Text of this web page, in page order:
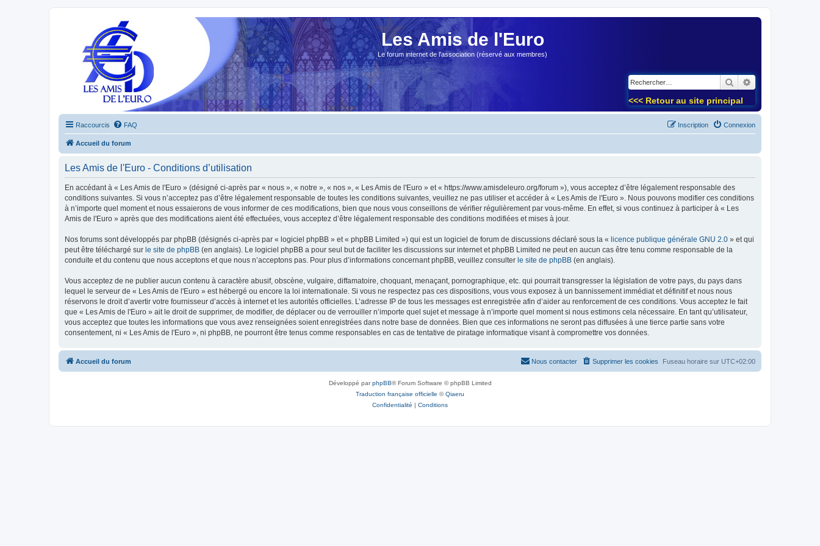
Les Amis de l'Euro
Le forum internet de l'association (réservé aux membres)
Rechercher
<<< Retour au site principal
Raccourcis FAQ Connexion
Inscription
Accueil du forum
Les Amis de l'Euro - Conditions d’utilisation
En accédant à « Les Amis de l'Euro » (désigné ci-après par « nous », « notre », « nos », « Les Amis de l'Euro » et « https://www.amisdeleuro.org/forum »), vous acceptez d’être légalement responsable des
conditions suivantes. Si vous n’acceptez pas d’être légalement responsable de toutes les conditions suivantes, veuillez ne pas utiliser et accéder à « Les Amis de l'Euro ». Nous pouvons modifier ces conditions
à n’importe quel moment et nous essaierons de vous informer de ces modifications, bien que nous vous conseillons de vérifier régulièrement par vous-même. En effet, si vous continuez à participer à « Les
Amis de l'Euro » après que des modifications aient été effectuées, vous acceptez d’être légalement responsable des conditions modifiées et mises à jour.
Nos forums sont développés par phpBB (désignés ci-après par « logiciel phpBB » et « phpBB Limited ») qui est un logiciel de forum de discussions déclaré sous la « licence publique générale GNU 2.0 » et qui
peut être téléchargé sur le site de phpBB (en anglais). Le logiciel phpBB a pour seul but de faciliter les discussions sur internet et phpBB Limited ne peut en aucun cas être tenu comme responsable de la
conduite et du contenu que nous acceptons et que nous n’acceptons pas. Pour plus d’informations concernant phpBB, veuillez consulter le site de phpBB (en anglais).
Vous acceptez de ne publier aucun contenu à caractère abusif, obscène, vulgaire, diffamatoire, choquant, menaçant, pornographique, etc. qui pourrait transgresser la législation de votre pays, du pays dans
lequel le serveur de « Les Amis de l'Euro » est hébergé ou encore la loi internationale. Si vous ne respectez pas ces dispositions, vous vous exposez à un bannissement immédiat et définitif et nous nous
réservons le droit d’avertir votre fournisseur d’accès à internet et les autorités officielles. L’adresse IP de tous les messages est enregistrée afin d’aider au renforcement de ces conditions. Vous acceptez le fait
que « Les Amis de l'Euro » ait le droit de supprimer, de modifier, de déplacer ou de verrouiller n’importe quel sujet et message à n’importe quel moment si nous estimons cela nécessaire. En tant qu’utilisateur,
vous acceptez que toutes les informations que vous avez renseignées soient enregistrées dans notre base de données. Bien que ces informations ne seront pas diffusées à une tierce partie sans votre
consentement, ni « Les Amis de l'Euro », ni phpBB, ne pourront être tenus comme responsables en cas de tentative de piratage informatique visant à compromettre vos données.
Accueil du forum Fuseau horaire sur UTC+02:00
Supprimer les cookies
Nous contacter
Développé parphpBB® Forum Software © phpBB Limited
Traduction française officielle ©Qiaeru
Confidentialité | Conditions